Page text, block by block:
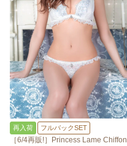
再入荷 フルバックSET
［6/4再販!］Princess Lame Chiffon